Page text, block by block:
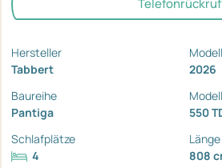
Hersteller
Tabbert
2026
Baureihe
Pantiga
Modell
550
Schlafplätze
4
Länge
808